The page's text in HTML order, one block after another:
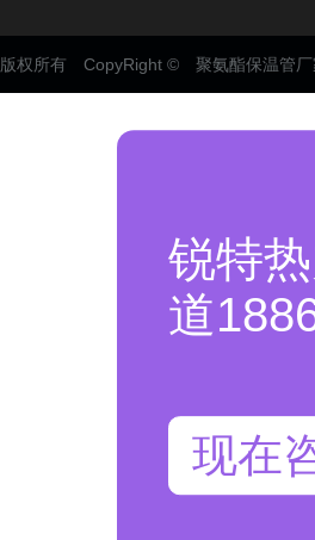
版权所有 CopyRight © 聚氨酯保温管厂
锐特
道
现在